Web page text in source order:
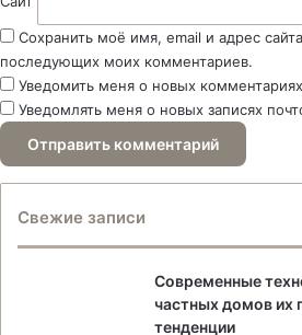
Сохранить моё имя, email и адрес
последующих моих комментариев.
Уведомить меня о новых
Уведомлять меня о новых записях
Свежие записи
Современные
частных домов их
тенденции